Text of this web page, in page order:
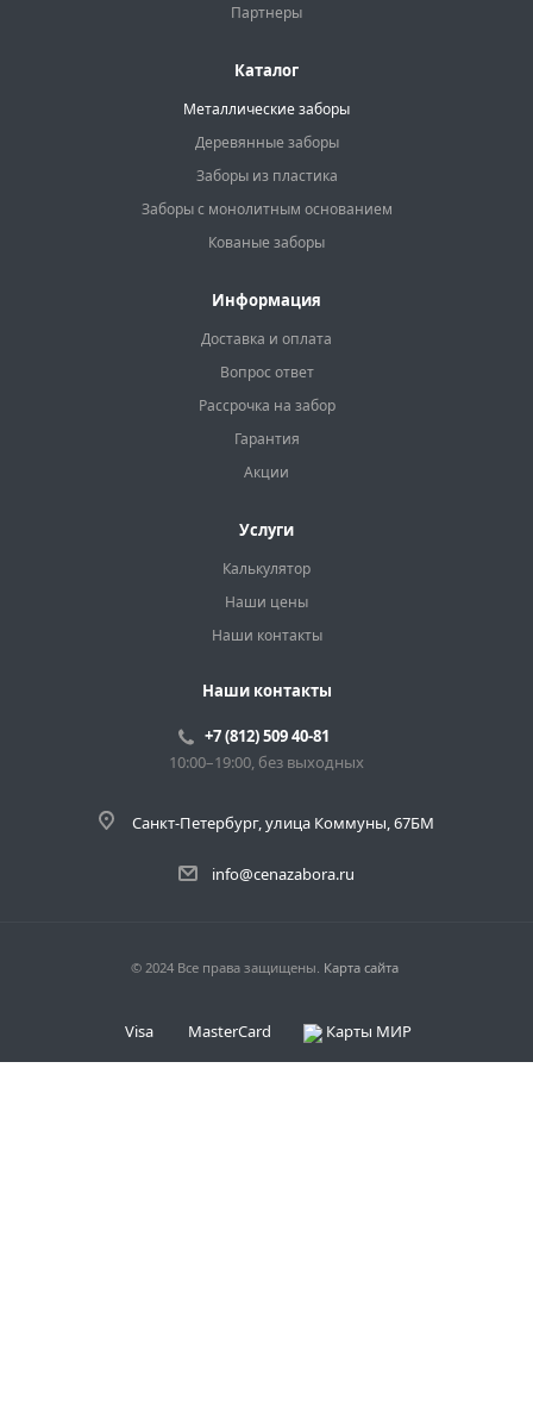
Партнеры
Каталог
Металлические заборы
Деревянные заборы
Заборы из пластика
Заборы с монолитным основанием
Кованые заборы
Информация
Доставка и оплата
Вопрос ответ
Рассрочка на забор
Гарантия
Акции
Услуги
Калькулятор
Наши цены
Наши контакты
Наши контакты
+7 (812) 509 40-81
10:00–19:00, без выходных
Санкт-Петербург, улица Коммуны, 67БМ
info@cenazabora.ru
© 2024 Все права защищены. Карта сайта
Visa MasterCard Карты МИР